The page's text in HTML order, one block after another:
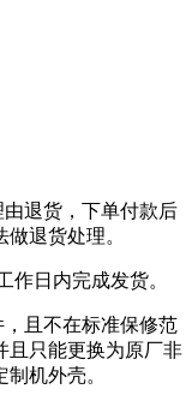
退货，下单付款后
退货处理。
作日内完成发货。
且不在标准保修范
且只能更换为原厂非
机外壳。